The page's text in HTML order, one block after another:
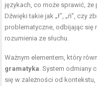
językach, co może sprawić, że
Dźwięki takie jak „ł”, „ń”, czy
problematyczne, odbijając się
rozumienia ze słuchu.
Ważnym elementem, który
gramatyka . System odmiany
się w zależności od